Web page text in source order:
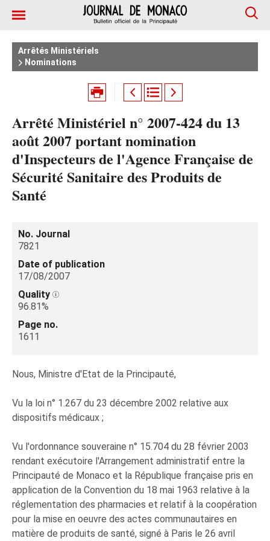
Arrêtés Ministériels
Nominations
Arrêté Ministériel n° 2007-424 du 13
août 2007 portant nomination
d'Inspecteurs de l'Agence Française de
Sécurité Sanitaire des Produits de
Santé
No. Journal
7821
Date of publication
17/08/2007
Quality
96.81%
Page no.
1611
Nous, Ministre d'Etat de la Principauté,
Vu la loi n° 1.267 du 23 décembre 2002 relative aux
dispositifs médicaux ;
Vu l'ordonnance souveraine n° 15.704 du 28 février 2003
rendant exécutoire l'Arrangement administratif entre la
Principauté de Monaco et la République française pris en
application de la Convention du 18 mai 1963 relative à la
réglementation des pharmacies et relatif à la coopération
pour la mise en oeuvre des actes communautaires en
matière de produits de santé, signé à Paris le 26 avril